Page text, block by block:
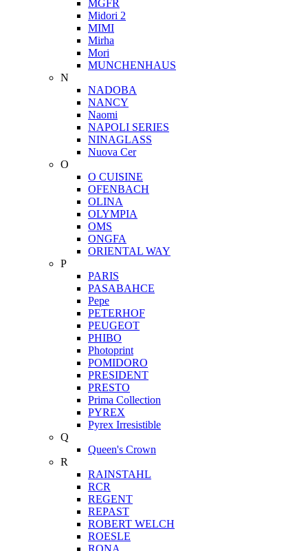
MGFR
Midori 2
MIMI
Mirha
Mori
MUNCHENHAUS
N
NADOBA
NANCY
Naomi
NAPOLI SERIES
NINAGLASS
Nuova Cer
O
O CUISINE
OFENBACH
OLINA
OLYMPIA
OMS
ONGFA
ORIENTAL WAY
P
PARIS
PASABAHCE
Pepe
PETERHOF
PEUGEOT
PHIBO
Photoprint
POMIDORO
PRESIDENT
PRESTO
Prima Collection
PYREX
Pyrex Irresistible
Q
Queen's Crown
R
RAINSTAHL
RCR
REGENT
REPAST
ROBERT WELCH
ROESLE
RONA